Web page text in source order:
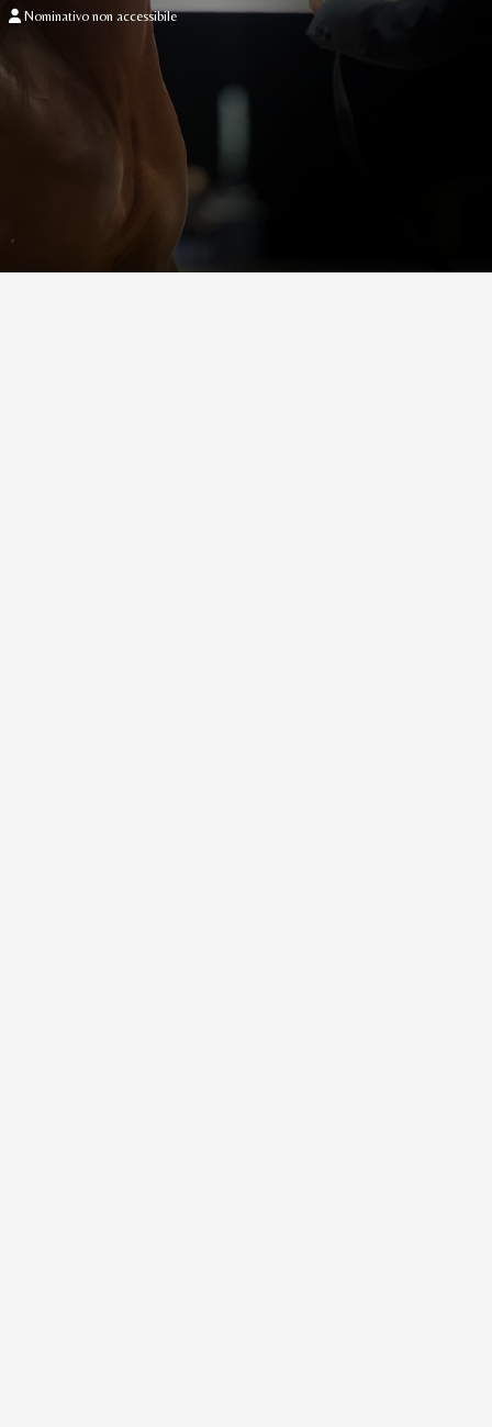
Nominativo non accessibile